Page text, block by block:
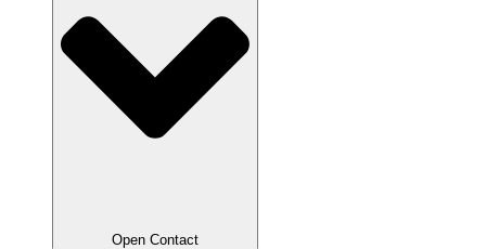
Open Contact